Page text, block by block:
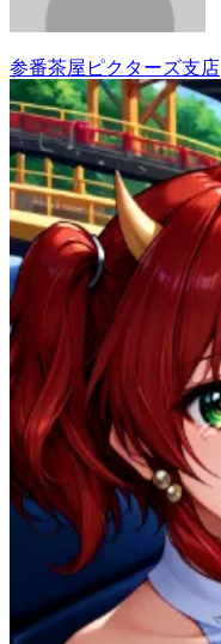
参番茶屋ピクターズ支店
20